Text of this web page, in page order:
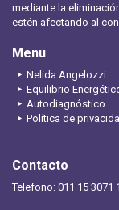
mediante la
estén afectando al
Menu
Nelida Angelozzi
Equilibrio
Autodiagnóstico
Política de
Contacto
Telefono: 011 15 3071